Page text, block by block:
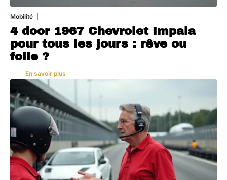
Mobilité
4 door 1967 Chevrolet Impala
pour tous les jours : rêve ou
folie ?
En savoir plus